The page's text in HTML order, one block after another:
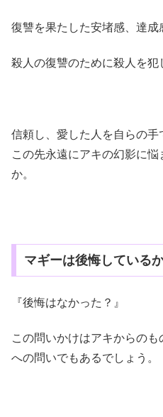
復讐を果たした安堵感、達成
殺人の復讐のために殺人を犯
信頼し、愛した人を自らの手
この先永遠にアキの幻影に
か。
マギーは後悔している
『後悔はなかった？』
この問いかけはアキからの
への問いでもあるでしょう。